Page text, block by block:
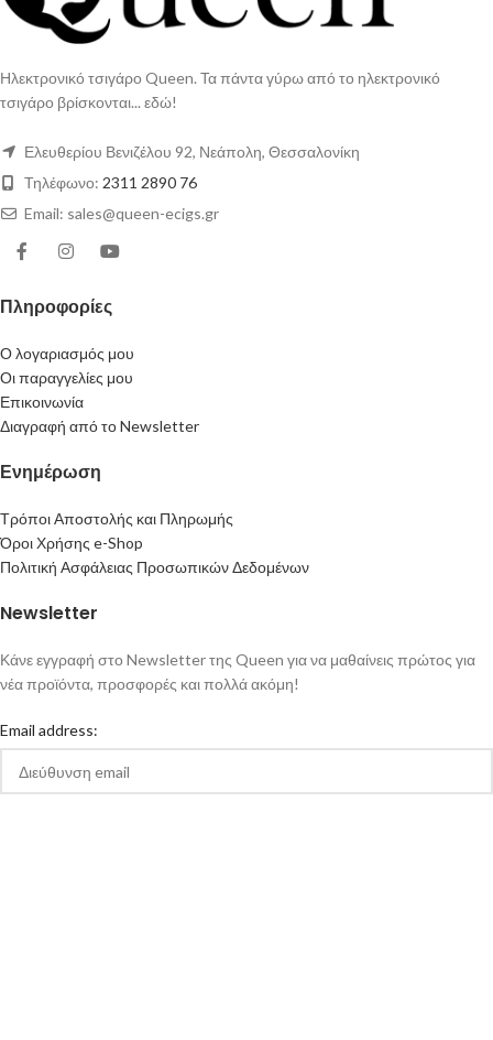
Ηλεκτρονικό τσιγάρο Queen. Τα πάντα γύρω από το ηλεκτρονικό
τσιγάρο βρίσκονται... εδώ!
Ελευθερίου Βενιζέλου 92, Νεάπολη, Θεσσαλονίκη
Τηλέφωνο: 2311 2890 76
Email: sales@queen-ecigs.gr
Πληροφορίες
Ο λογαριασμός μου
Οι παραγγελίες μου
Επικοινωνία
Διαγραφή από το Newsletter
Ενημέρωση
Τρόποι Αποστολής και Πληρωμής
Όροι Χρήσης e-Shop
Πολιτική Ασφάλειας Προσωπικών Δεδομένων
Newsletter
Κάνε εγγραφή στο Newsletter της Queen για να μαθαίνεις πρώτος για
νέα προϊόντα, προσφορές και πολλά ακόμη!
Email address: